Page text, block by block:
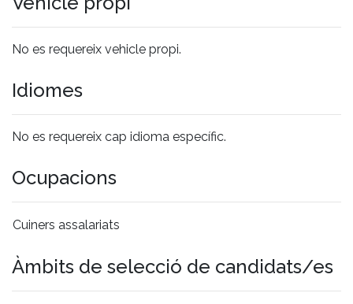
No es requereix vehicle propi.
Idiomes
No es requereix cap idioma específic.
Ocupacions
Cuiners assalariats
Àmbits de selecció de candidats/es